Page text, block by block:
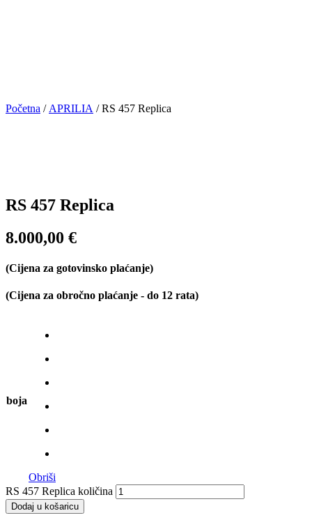
Početna / APRILIA / RS 457 Replica
RS 457 Replica
8.000,00 €
(Cijena za gotovinsko plaćanje)
(Cijena za obročno plaćanje - do 12 rata)
boja
Obriši
RS 457 Replica količina
Dodaj u košaricu